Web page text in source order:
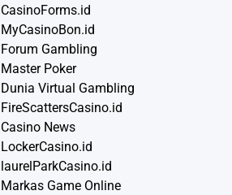
CasinoForms.id
MyCasinoBon.id
Forum Gambling
Master Poker
Dunia Virtual Gambling
FireScattersCasino.id
Casino News
LockerCasino.id
laurelParkCasino.id
Markas Game Online